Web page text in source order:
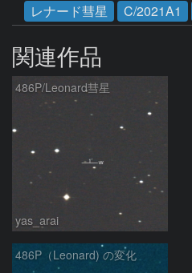
レナード彗星
C/2021A1
関連作品
486P/Leonard彗星
yas_arai
486P（Leonard) の変化